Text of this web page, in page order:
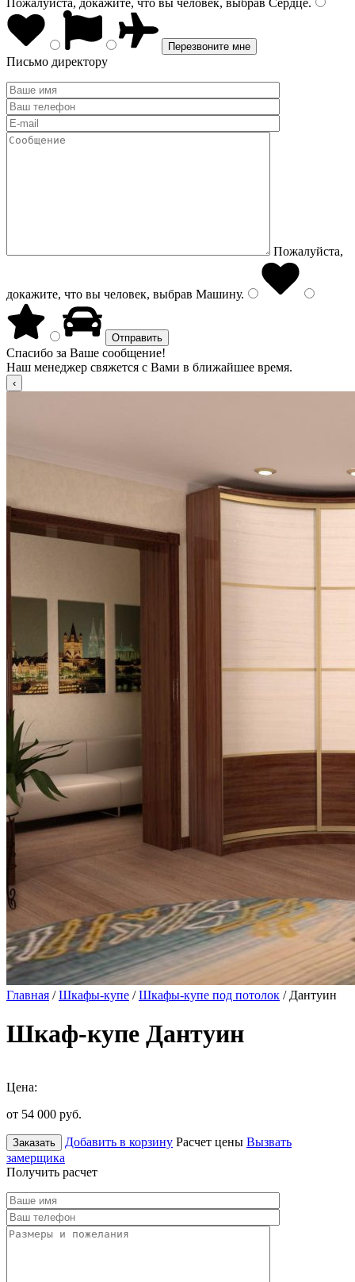
Пожалуйста, докажите, что вы человек, выбрав Сердце.
Письмо директору
Пожалуйста,
докажите, что вы человек, выбрав Машину.
Спасибо за Ваше сообщение!
Наш менеджер свяжется с Вами в ближайшее время.
Главная /Шкафы-купе /Шкафы-купе под потолок / Дантуин
Шкаф-купе Дантуин
Цена:
от 54 000 руб.
Заказать Добавить в корзину Расчет цены Вызвать
замерщика
Получить расчет